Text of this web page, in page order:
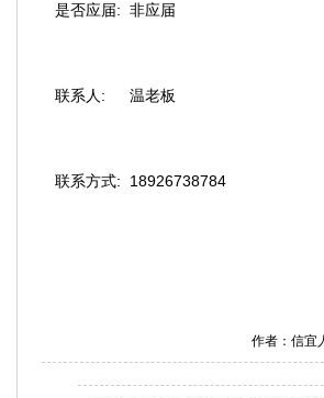
是否应届: 非应届
联系人: 温老板
联系方式: 18926738784
作者：信宜